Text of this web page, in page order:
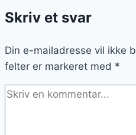
Skriv et svar
Din e-mailadresse vil ikke
felter er markeret med *